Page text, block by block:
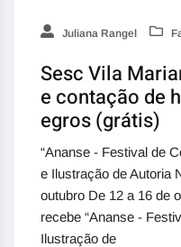
Juliana Rangel
Sesc Vila
e contação de
egros (grátis)
“Ananse - Festival de
e Ilustração de Autoria
outubro De 12 a 16 de
recebe “Ananse -
Ilustração de